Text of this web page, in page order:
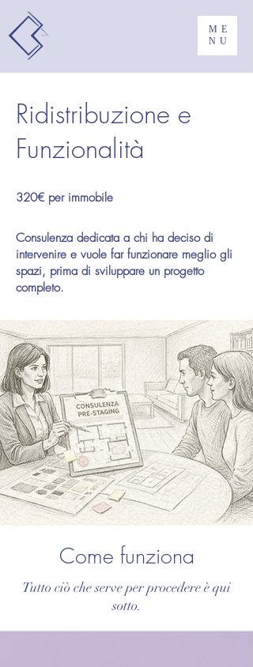
ME
NU
Ridistribuzione e
Funzionalità
320€ per immobile
Consulenza dedicata a chi ha deciso di
intervenire e vuole far funzionare meglio gli
spazi, prima di sviluppare un progetto
completo.
Come funziona
Tutto ciò che serve per procedere è qui
sotto.